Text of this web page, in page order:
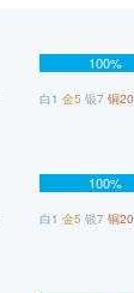
100%
白1 金5 银7 铜20
100%
白1 金5 银7 铜20